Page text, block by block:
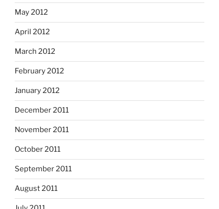
May 2012
April 2012
March 2012
February 2012
January 2012
December 2011
November 2011
October 2011
September 2011
August 2011